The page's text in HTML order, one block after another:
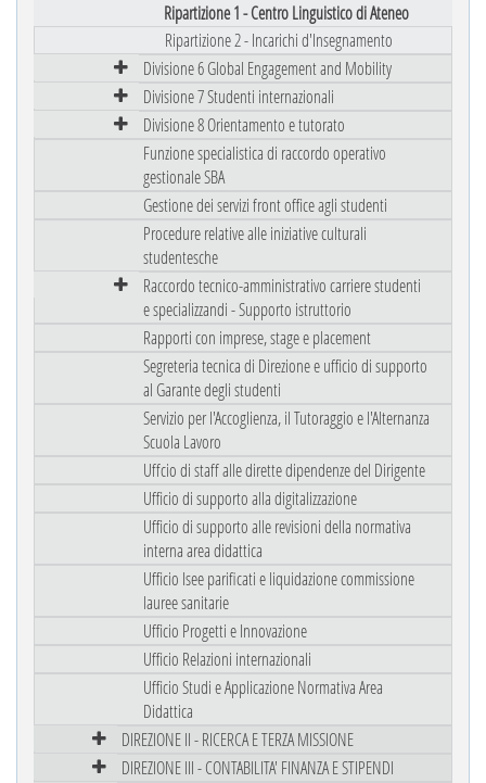
Ripartizione 1 - Centro Linguistico di Ateneo
Ripartizione 2 - Incarichi d'Insegnamento
Divisione 6 Global Engagement and Mobility
Divisione 7 Studenti internazionali
Divisione 8 Orientamento e tutorato
Funzione specialistica di raccordo operativo
gestionale SBA
Gestione dei servizi front office agli studenti
Procedure relative alle iniziative culturali
studentesche
Raccordo tecnico-amministrativo carriere studenti
e specializzandi - Supporto istruttorio
Rapporti con imprese, stage e placement
Segreteria tecnica di Direzione e ufficio di supporto
al Garante degli studenti
Servizio per l'Accoglienza, il Tutoraggio e l'Alternanza
Scuola Lavoro
Uffcio di staff alle dirette dipendenze del Dirigente
Ufficio di supporto alla digitalizzazione
Ufficio di supporto alle revisioni della normativa
interna area didattica
Ufficio Isee parificati e liquidazione commissione
lauree sanitarie
Ufficio Progetti e Innovazione
Ufficio Relazioni internazionali
Ufficio Studi e Applicazione Normativa Area
Didattica
DIREZIONE II - RICERCA E TERZA MISSIONE
DIREZIONE III - CONTABILITA' FINANZA E STIPENDI